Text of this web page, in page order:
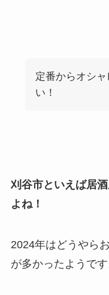
定番からオシ
い！
刈谷市といえば居
よね！
2024年はどうやら
が多かったようです